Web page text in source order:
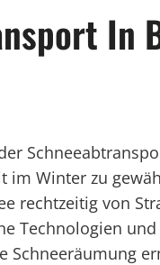
In
im Winter zu
rechtzeitig von
Technologien
Schneeräumung